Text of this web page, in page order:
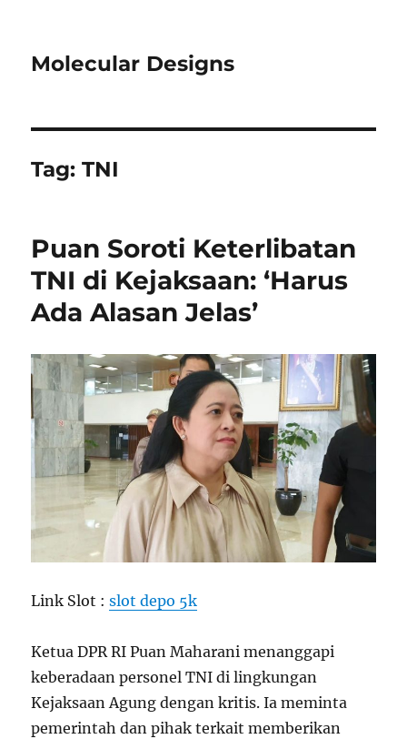
Molecular Designs
Tag:TNI
Puan Soroti Keterlibatan
TNI di Kejaksaan: ‘Harus
Ada Alasan Jelas’
Link Slot :slot depo 5k
Ketua DPR RI Puan Maharani menanggapi
keberadaan personel TNI di lingkungan
Kejaksaan Agung dengan kritis. Ia meminta
pemerintah dan pihak terkait memberikan